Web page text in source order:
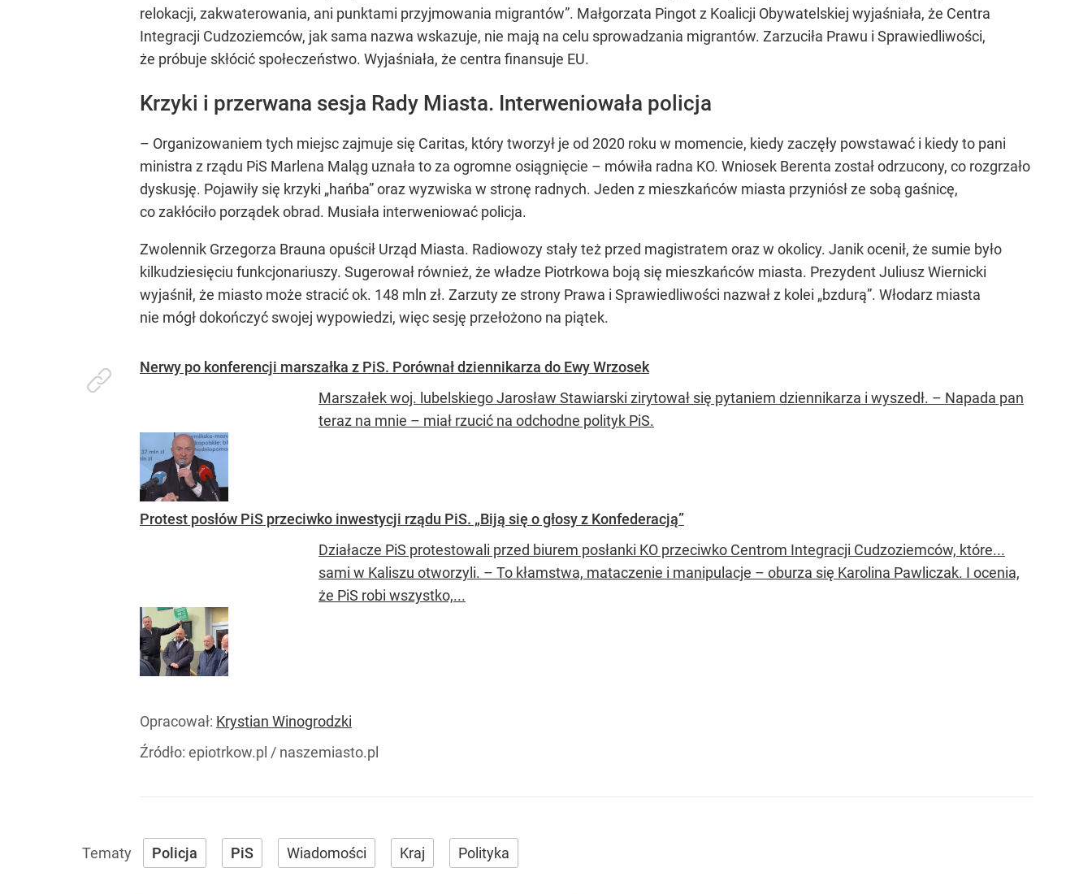
relokacji, zakwaterowania, ani punktami przyjmowania migrantów”. Małgorzata Pingot z Koalicji Obywatelskiej wyjaśniała, że Centra
Integracji Cudzoziemców, jak sama nazwa wskazuje, nie mają na celu sprowadzania migrantów. Zarzuciła Prawu i Sprawiedliwości,
że próbuje skłócić społeczeństwo. Wyjaśniała, że centra finansuje EU.
Krzyki i przerwana sesja Rady Miasta. Interweniowała policja
– Organizowaniem tych miejsc zajmuje się Caritas, który tworzył je od 2020 roku w momencie, kiedy zaczęły powstawać i kiedy to pani
ministra z rządu PiS Marlena Maląg uznała to za ogromne osiągnięcie – mówiła radna KO. Wniosek Berenta został odrzucony, co rozgrzało
dyskusję. Pojawiły się krzyki „hańba” oraz wyzwiska w stronę radnych. Jeden z mieszkańców miasta przyniósł ze sobą gaśnicę,
co zakłóciło porządek obrad. Musiała interweniować policja.
Zwolennik Grzegorza Brauna opuścił Urząd Miasta. Radiowozy stały też przed magistratem oraz w okolicy. Janik ocenił, że sumie było
kilkudziesięciu funkcjonariuszy. Sugerował również, że władze Piotrkowa boją się mieszkańców miasta. Prezydent Juliusz Wiernicki
wyjaśnił, że miasto może stracić ok. 148 mln zł. Zarzuty ze strony Prawa i Sprawiedliwości nazwał z kolei „bzdurą”. Włodarz miasta
nie mógł dokończyć swojej wypowiedzi, więc sesję przełożono na piątek.
Nerwy po konferencji marszałka z PiS. Porównał dziennikarza do Ewy Wrzosek
Marszałek woj. lubelskiego Jarosław Stawiarski zirytował się pytaniem dziennikarza i wyszedł. – Napada pan
teraz na mnie – miał rzucić na odchodne polityk PiS.
Protest posłów PiS przeciwko inwestycji rządu PiS. „Biją się o głosy z Konfederacją”
Działacze PiS protestowali przed biurem posłanki KO przeciwko Centrom Integracji Cudzoziemców, które...
sami w Kaliszu otworzyli. – To kłamstwa, mataczenie i manipulacje – oburza się Karolina Pawliczak. I ocenia,
że PiS robi wszystko,...
Opracował: Krystian Winogrodzki
Źródło: epiotrkow.pl / naszemiasto.pl
Policja PiS Wiadomości Kraj Polityka